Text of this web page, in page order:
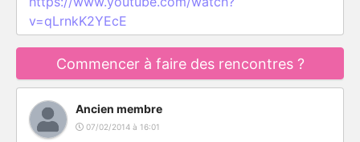
v=qLrnkK2YEcE
Commencer à faire des rencontres ?
Ancien membre
07/02/2014 à 16:01